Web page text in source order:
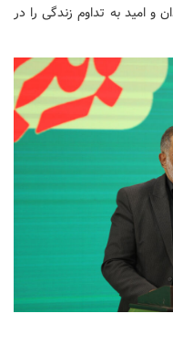
امید به تداوم زندگی را در